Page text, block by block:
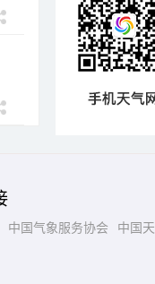
中国气象服务协会 中国